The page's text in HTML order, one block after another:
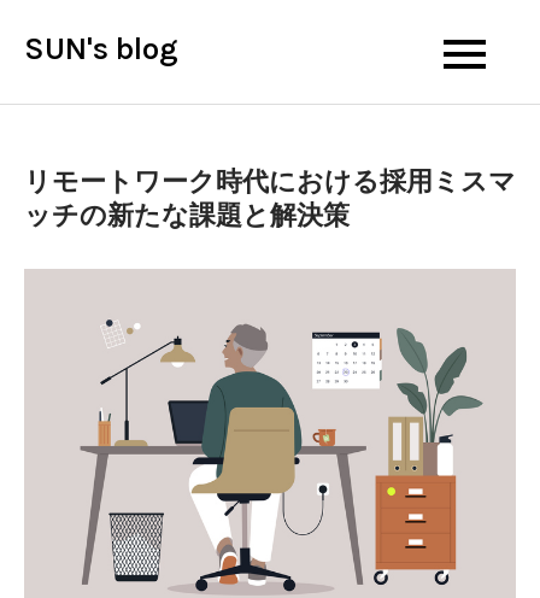
SUN's blog
リモートワーク時代における採用ミスマ
ッチの新たな課題と解決策